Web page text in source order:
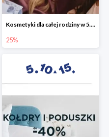
Kosmetyki dla całej rodziny w 5.10.15 do -25%
25%